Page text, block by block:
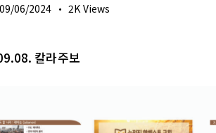
09/06/2024 2K Views
칼라주보